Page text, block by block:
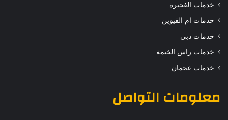
خدمات الفجيرة
خدمات ام القيوين
خدمات دبي
خدمات راس الخيمة
خدمات عجمان
معلومات التواصل